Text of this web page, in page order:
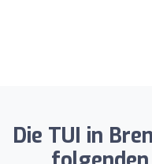
Die TUI in